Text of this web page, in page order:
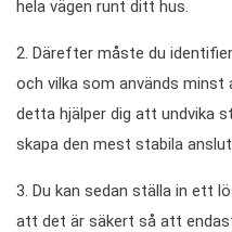
hela vägen runt ditt hus.
2. Därefter måste du
och vilka som används minst
detta hjälper dig att undvika
skapa den mest stabila
3. Du kan sedan ställa in ett
att det är säkert så att